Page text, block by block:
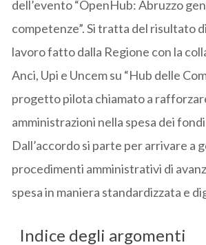
dell’evento “OpenHub: Abruzzo
competenze”. Si tratta del risultato
lavoro fatto dalla Regione con la
Anci, Upi e Uncem su “Hub delle
progetto pilota chiamato a
amministrazioni nella spesa dei
Dall’accordo si parte per arrivare a
procedimenti amministrativi di
spesa in maniera standardizzata e
Indice degli argomenti